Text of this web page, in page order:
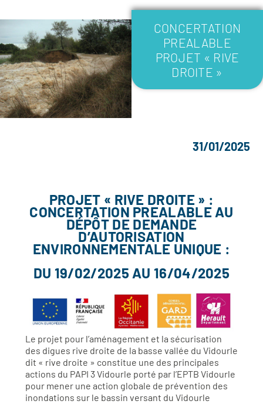
CONCERTATION
PREALABLE
PROJET « RIVE
DROITE »
31/01/2025
PROJET « RIVE DROITE » :
CONCERTATION PREALABLE AU
DÉPÔT DE DEMANDE
D’AUTORISATION
ENVIRONNEMENTALE UNIQUE :
DU 19/02/2025 AU 16/04/2025
Le projet pour l’aménagement et la sécurisation
des digues rive droite de la basse vallée du Vidourle
dit « rive droite » constitue une des principales
actions du PAPI 3 Vidourle porté par l’EPTB Vidourle
pour mener une action globale de prévention des
inondations sur le bassin versant du Vidourle